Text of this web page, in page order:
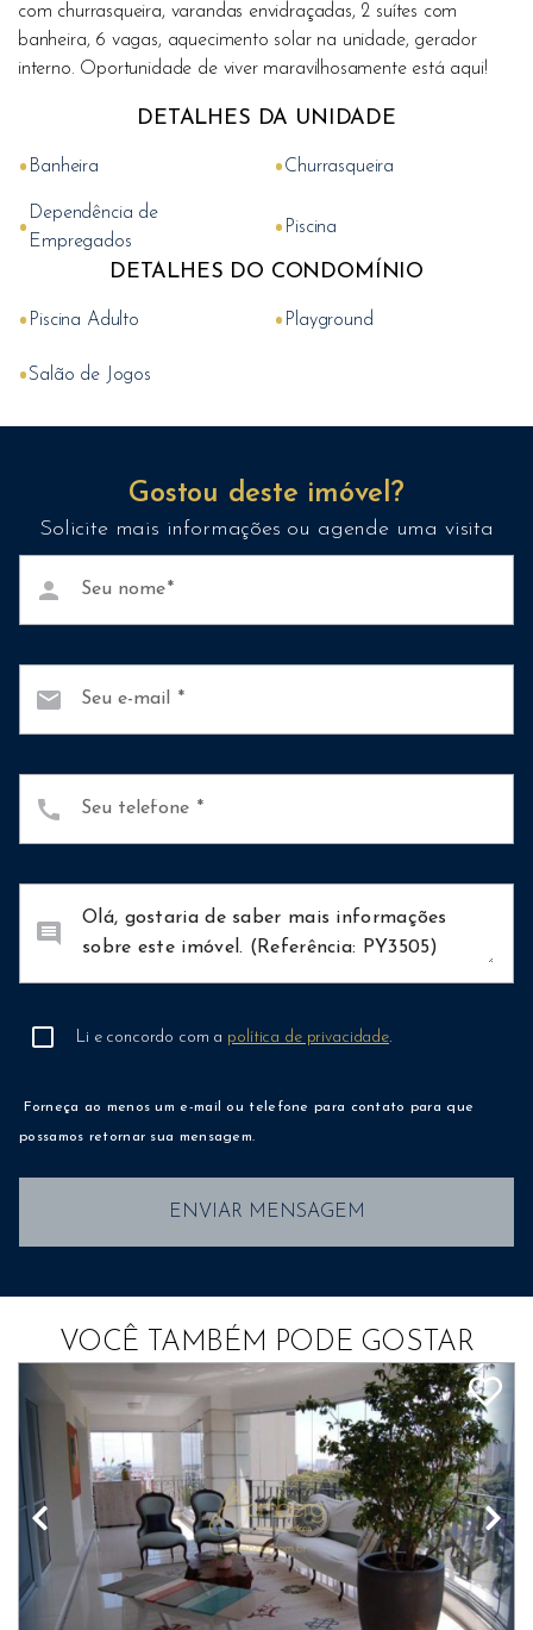
com churrasqueira, varandas envidraçadas, 2 suítes com
banheira, 6 vagas, aquecimento solar na unidade, gerador
interno. Oportunidade de viver maravilhosamente está aqui!
DETALHES DA UNIDADE
• Banheira •Churrasqueira
• Dependência de
Empregados
• Piscina
DETALHES DO CONDOMÍNIO
• Piscina Adulto • Playground
•Salão de Jogos
Gostou deste imóvel?
Solicite mais informações ou agende uma visita
Seu nome
person
Seu e-mail
mail
Seu telefone
call
comment
Li e concordo com a política de privacidade.
Forneça ao menos um e-mail ou telefone para contato para que
possamos retornar sua mensagem.
ENVIAR MENSAGEM
VOCÊ TAMBÉM PODE GOSTAR